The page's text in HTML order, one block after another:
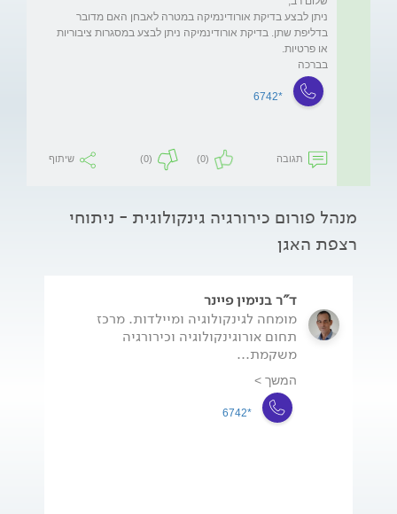
ניתן לבצע בדיקת אורודינמיקה במטרה לאבחן האם מדובר
בדליפת שתן. בדיקת אורודינמיקה ניתן לבצע במסגרות ציבוריות
בברכה
*6742
תגובה (0)
(0) שיתוף
מנהל פורום כירורגיה גינקולוגית - ניתוחי
רצפת האגן
ד"ר בנימין פיינר
מומחה לגינקולוגיה ומיילדות. מרכז
תחום אורוגינקולוגיה וכירורגיה
משקמת...
המשך >
*6742